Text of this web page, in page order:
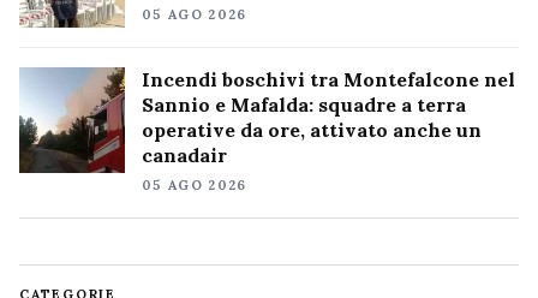
05 AGO 2026
Incendi boschivi tra Montefalcone nel
Sannio e Mafalda: squadre a terra
operative da ore, attivato anche un
canadair
05 AGO 2026